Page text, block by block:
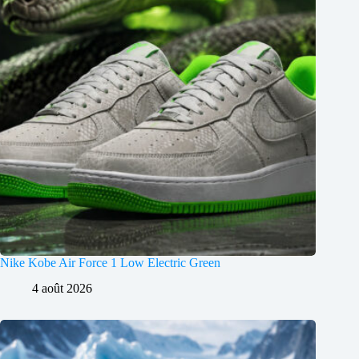
Nike Kobe Air Force 1 Low Electric Green
4 août 2026